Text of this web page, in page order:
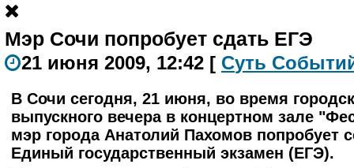
Мэр Сочи попробует сдать ЕГЭ
21 июня 2009, 12:42 [ Суть Соб
В Сочи сегодня, 21 июня, во время
выпускного вечера в концертном зале
мэр города Анатолий Пахомов попробует
Единый государственный экзамен (ЕГЭ).